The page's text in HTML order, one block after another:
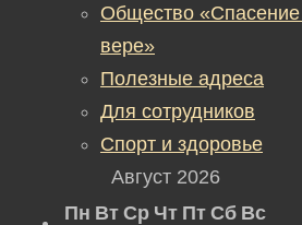
Общество «Спасение
вере»
Полезные адреса
Для сотрудников
Спорт и здоровье
Август 2026
Пн Вт Ср Чт Пт Сб Вс